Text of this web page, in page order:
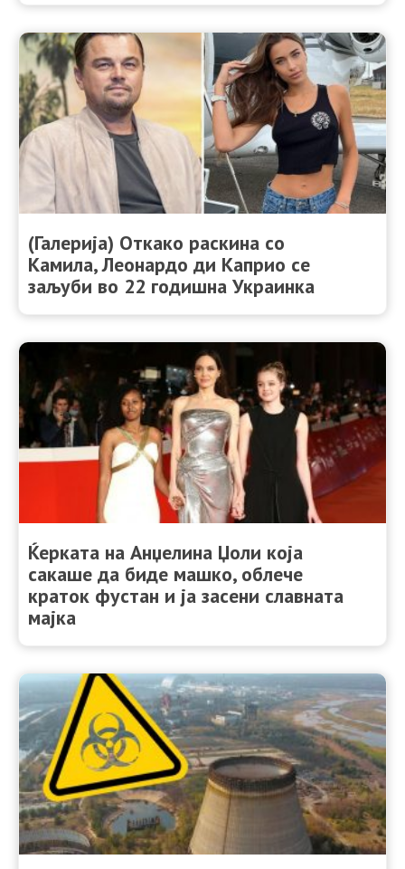
(Галерија) Откако раскина со
Камила, Леонардо ди Каприо се
заљуби во 22 годишна Украинка
Ќерката на Анџелина Џоли која
сакаше да биде машко, облече
краток фустан и ја засени славната
мајка